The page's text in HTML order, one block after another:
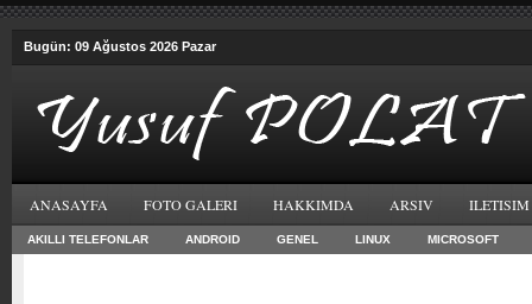
Bugün: 09 Ağustos 2026 Pazar
ANASAYFA FOTO GALERI HAKKIMDA ARSIV ILETISIM
AKILLI TELEFONLAR ANDROID GENEL LINUX MICROSOFT